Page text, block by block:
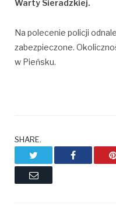
Warty Sieradzkiej.
Na polecenie policji
zabezpieczone.
w Pieńsku.
SHARE.
Twitter
Email